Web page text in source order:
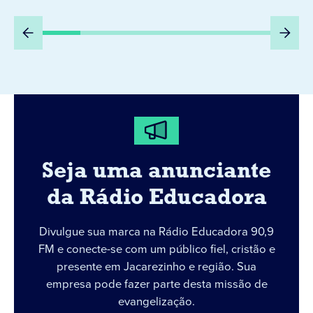
Seja uma anunciante
da Rádio Educadora
Divulgue sua marca na Rádio Educadora 90,9
FM e conecte-se com um público fiel, cristão e
presente em Jacarezinho e região. Sua
empresa pode fazer parte desta missão de
evangelização.